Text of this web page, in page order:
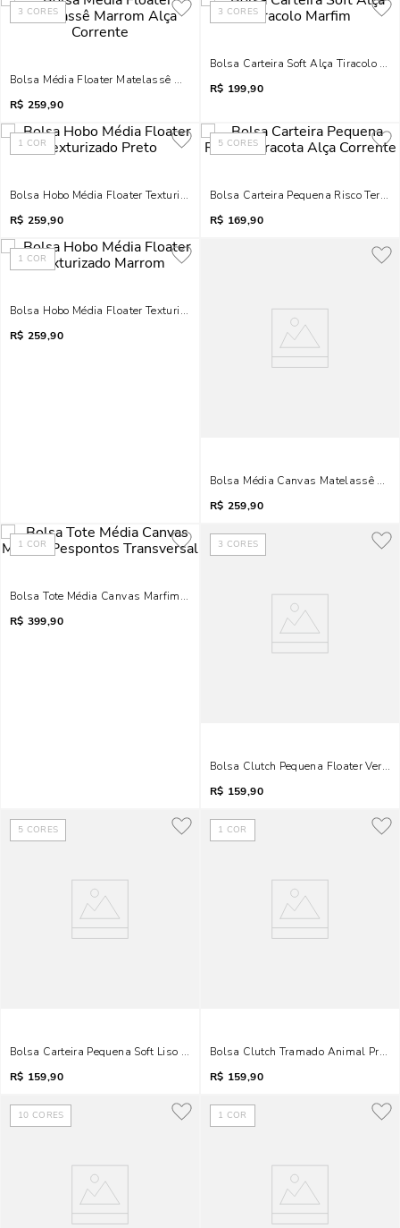
3 CORES
Bolsa Média Floater Matelassê Marrom Alça Corrente
R$ 259,90
3 CORES
Bolsa Carteira Soft Alça Tiracolo
R$ 199,90
1 COR
Bolsa Hobo Média Floater Texturizado Preto
R$ 259,90
5 CORES
Bolsa Carteira Pequena Risco
R$ 169,90
1 COR
Bolsa Hobo Média Floater Texturizado Marrom
R$ 259,90
Bolsa Média Canvas Matelassê
R$ 259,90
1 COR
Bolsa Tote Média Canvas Marfim Pespontos Transversal
R$ 399,90
3 CORES
Bolsa Clutch Pequena Floater
R$ 159,90
5 CORES
Bolsa Carteira Pequena Soft Liso Transversal Bege
R$ 159,90
1 COR
Bolsa Clutch Tramado Animal Print
R$ 159,90
10 CORES 1 COR